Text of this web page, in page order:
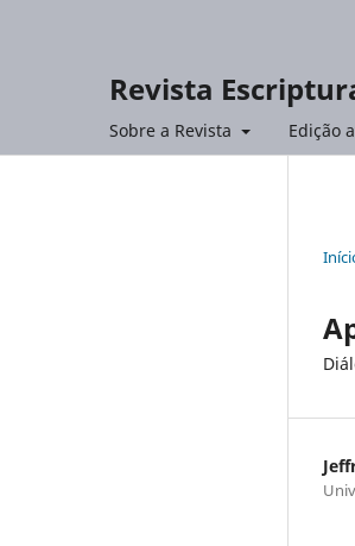
Revista
Sobre a Revista Edição